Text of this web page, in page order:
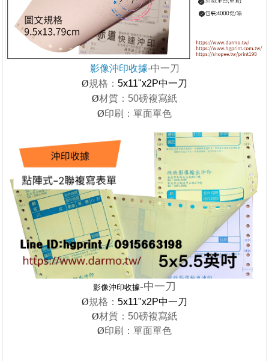
影像沖印收據-中一刀
Ø規格： 5x11"x2P中一刀
Ø材質：50磅複寫紙
Ø印刷：單面單色
影像沖印收據-中一刀
Ø規格： 5x11"x2P中一刀
Ø材質：50磅複寫紙
Ø印刷：單面單色